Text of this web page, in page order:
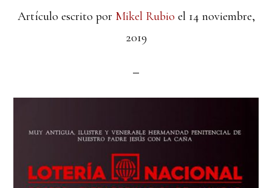
Artículo escrito por Mikel Rubio el 14 noviembre,
2019